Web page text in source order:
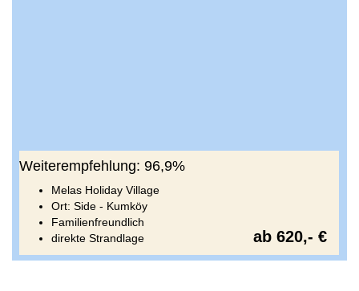
Weiterempfehlung: 96,9%
Melas Holiday Village
Ort: Side - Kumköy
Familienfreundlich
direkte Strandlage
ab 620,- €